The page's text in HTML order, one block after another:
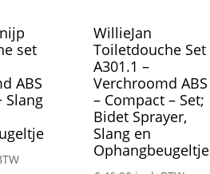
set
ABS
Slang
WillieJan
Toiletdouche Set
A301.1 –
Verchroomd ABS
– Compact – Set;
Bidet Sprayer,
Slang en
Ophangbeugeltje